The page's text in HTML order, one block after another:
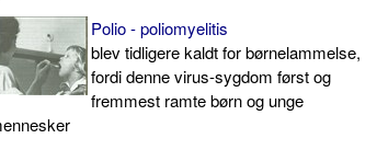
Polio - poliomyelitis
blev tidligere kaldt for børnelammelse,
fordi denne virus-sygdom først og
fremmest ramte børn og unge